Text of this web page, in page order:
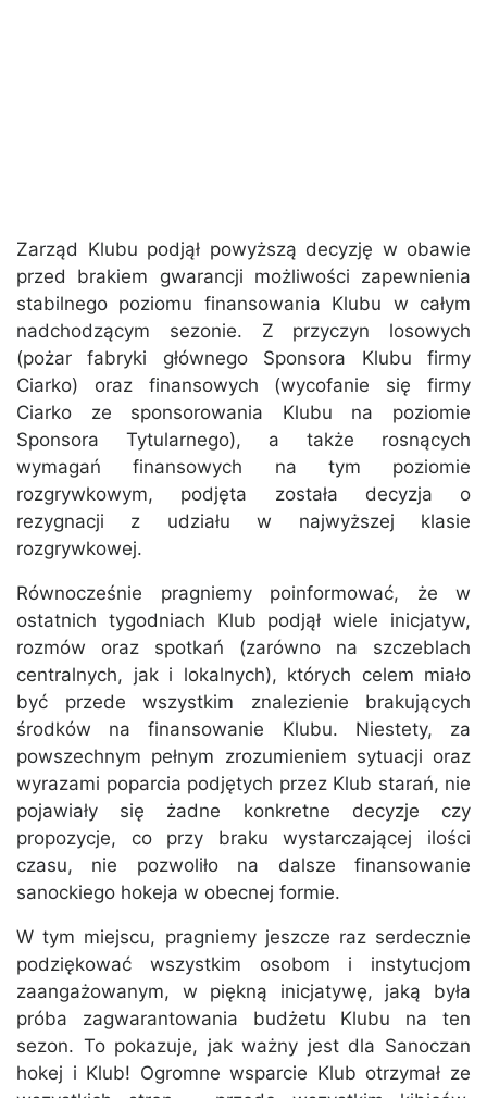
Zarząd Klubu podjął powyższą decyzję w obawie
przed brakiem gwarancji możliwości zapewnienia
stabilnego poziomu finansowania Klubu w całym
nadchodzącym sezonie. Z przyczyn losowych
(pożar fabryki głównego Sponsora Klubu firmy
Ciarko) oraz finansowych (wycofanie się firmy
Ciarko ze sponsorowania Klubu na poziomie
Sponsora Tytularnego), a także rosnących
wymagań finansowych na tym poziomie
rozgrywkowym, podjęta została decyzja o
rezygnacji z udziału w najwyższej klasie
rozgrywkowej.
Równocześnie pragniemy poinformować, że w
ostatnich tygodniach Klub podjął wiele inicjatyw,
rozmów oraz spotkań (zarówno na szczeblach
centralnych, jak i lokalnych), których celem miało
być przede wszystkim znalezienie brakujących
środków na finansowanie Klubu. Niestety, za
powszechnym pełnym zrozumieniem sytuacji oraz
wyrazami poparcia podjętych przez Klub starań, nie
pojawiały się żadne konkretne decyzje czy
propozycje, co przy braku wystarczającej ilości
czasu, nie pozwoliło na dalsze finansowanie
sanockiego hokeja w obecnej formie.
W tym miejscu, pragniemy jeszcze raz serdecznie
podziękować wszystkim osobom i instytucjom
zaangażowanym, w piękną inicjatywę, jaką była
próba zagwarantowania budżetu Klubu na ten
sezon. To pokazuje, jak ważny jest dla Sanoczan
hokej i Klub! Ogromne wsparcie Klub otrzymał ze